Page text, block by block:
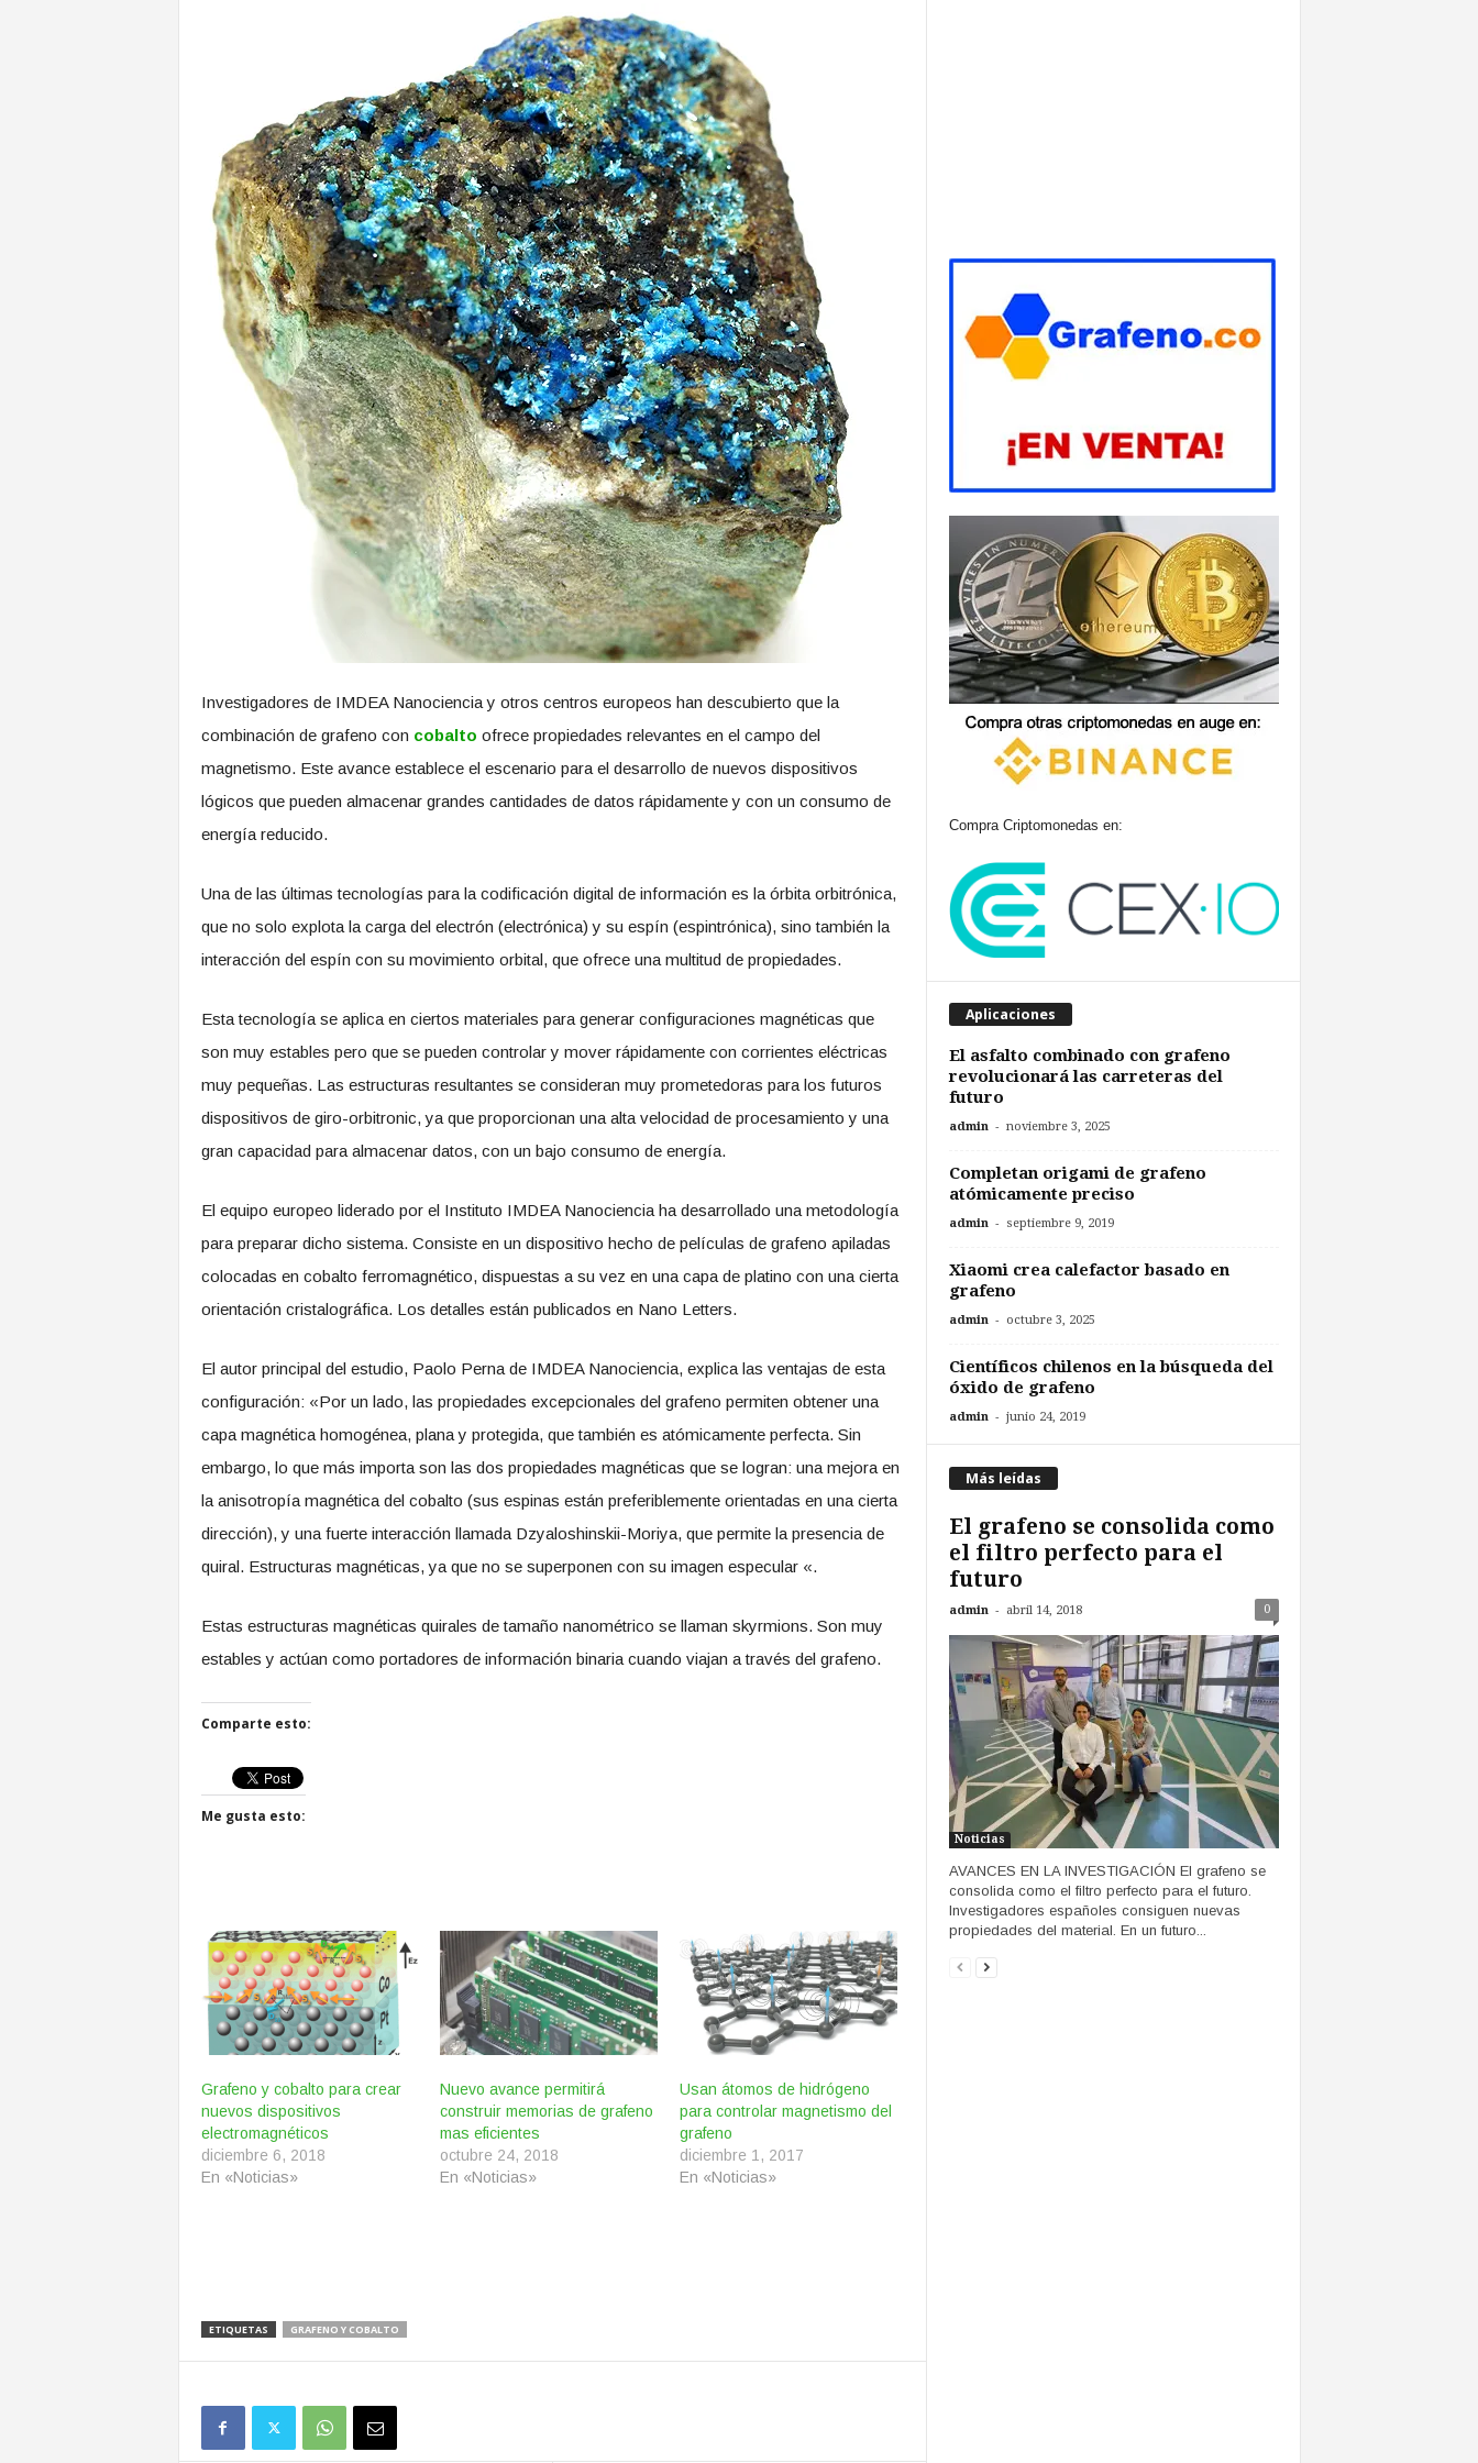
Investigadores de IMDEA Nanociencia y otros centros europeos han descubierto que la
combinación de grafeno con cobalto ofrece propiedades relevantes en el campo del
magnetismo. Este avance establece el escenario para el desarrollo de nuevos dispositivos
lógicos que pueden almacenar grandes cantidades de datos rápidamente y con un consumo de
energía reducido.
Una de las últimas tecnologías para la codificación digital de información es la órbita orbitrónica,
que no solo explota la carga del electrón (electrónica) y su espín (espintrónica), sino también la
interacción del espín con su movimiento orbital, que ofrece una multitud de propiedades.
Esta tecnología se aplica en ciertos materiales para generar configuraciones magnéticas que
son muy estables pero que se pueden controlar y mover rápidamente con corrientes eléctricas
muy pequeñas. Las estructuras resultantes se consideran muy prometedoras para los futuros
dispositivos de giro-orbitronic, ya que proporcionan una alta velocidad de procesamiento y una
gran capacidad para almacenar datos, con un bajo consumo de energía.
El equipo europeo liderado por el Instituto IMDEA Nanociencia ha desarrollado una metodología
para preparar dicho sistema. Consiste en un dispositivo hecho de películas de grafeno apiladas
colocadas en cobalto ferromagnético, dispuestas a su vez en una capa de platino con una cierta
orientación cristalográfica. Los detalles están publicados en Nano Letters.
El autor principal del estudio, Paolo Perna de IMDEA Nanociencia, explica las ventajas de esta
configuración: «Por un lado, las propiedades excepcionales del grafeno permiten obtener una
capa magnética homogénea, plana y protegida, que también es atómicamente perfecta. Sin
embargo, lo que más importa son las dos propiedades magnéticas que se logran: una mejora en
la anisotropía magnética del cobalto (sus espinas están preferiblemente orientadas en una cierta
dirección), y una fuerte interacción llamada Dzyaloshinskii-Moriya, que permite la presencia de
quiral. Estructuras magnéticas, ya que no se superponen con su imagen especular «.
Estas estructuras magnéticas quirales de tamaño nanométrico se llaman skyrmions. Son muy
estables y actúan como portadores de información binaria cuando viajan a través del grafeno.
Comparte esto:
Me gusta esto:
Grafeno y cobalto para crear
nuevos dispositivos
electromagnéticos
diciembre 6, 2018
En «Noticias»
Nuevo avance permitirá
construir memorias de grafeno
mas eficientes
octubre 24, 2018
En «Noticias»
Usan átomos de hidrógeno
para controlar magnetismo del
grafeno
diciembre 1, 2017
En «Noticias»
ETIQUETAS GRAFENO Y COBALTO
Compra Criptomonedas en:
Aplicaciones
El asfalto combinado con grafeno
revolucionará las carreteras del
futuro
admin - noviembre 3, 2025
Completan origami de grafeno
atómicamente preciso
admin - septiembre 9, 2019
Xiaomi crea calefactor basado en
grafeno
admin - octubre 3, 2025
Científicos chilenos en la búsqueda del
óxido de grafeno
admin - junio 24, 2019
Más leídas
El grafeno se consolida como
el filtro perfecto para el
futuro
admin - abril 14, 2018 0
Noticias
AVANCES EN LA INVESTIGACIÓN El grafeno se
consolida como el filtro perfecto para el futuro.
Investigadores españoles consiguen nuevas
propiedades del material. En un futuro...